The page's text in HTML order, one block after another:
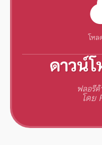
โห
ดาวน์
ฟลอรี
โดย